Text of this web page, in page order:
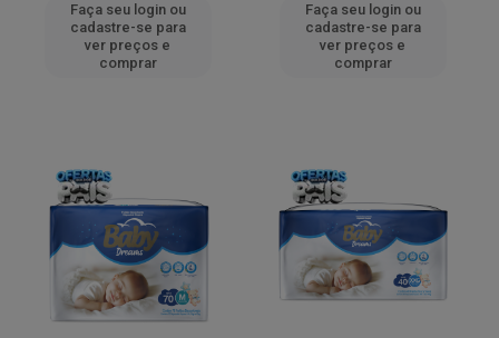
Faça seu login ou
cadastre-se para
ver preços e
comprar
Faça seu login ou
cadastre-se para
ver preços e
comprar